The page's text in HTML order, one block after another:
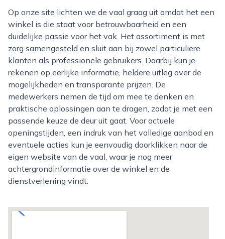
Op onze site lichten we de vaal graag uit omdat het een
winkel is die staat voor betrouwbaarheid en een
duidelijke passie voor het vak. Het assortiment is met
zorg samengesteld en sluit aan bij zowel particuliere
klanten als professionele gebruikers. Daarbij kun je
rekenen op eerlijke informatie, heldere uitleg over de
mogelijkheden en transparante prijzen. De
medewerkers nemen de tijd om mee te denken en
praktische oplossingen aan te dragen, zodat je met een
passende keuze de deur uit gaat. Voor actuele
openingstijden, een indruk van het volledige aanbod en
eventuele acties kun je eenvoudig doorklikken naar de
eigen website van de vaal, waar je nog meer
achtergrondinformatie over de winkel en de
dienstverlening vindt.